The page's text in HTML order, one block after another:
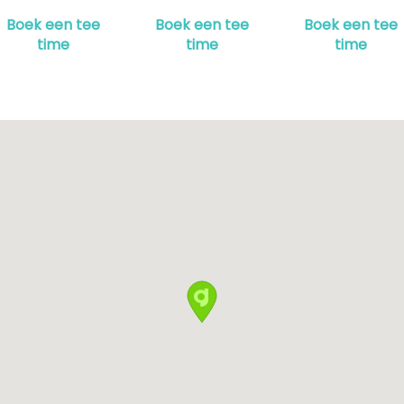
Boek een tee
time
Boek een tee
time
Boek een tee
time